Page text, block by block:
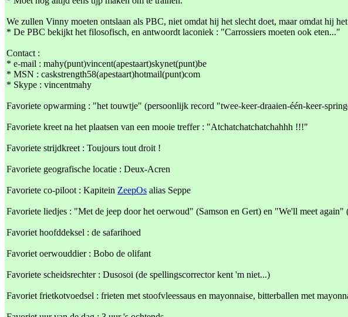
We zullen Vinny moeten ontslaan als PBC, niet omdat hij het slecht doet, maar omdat hij
* De PBC bekijkt het filosofisch, en antwoordt laconiek : "Carrossiers moeten ook eten..."
Contact :
* e-mail : mahy(punt)vincent(apestaart)skynet(punt)be
* MSN : caskstrength58(apestaart)hotmail(punt)com
* Skype : vincentmahy
Favoriete opwarming : "het touwtje" (persoonlijk record "twee-keer-draaien-één-keer-
Favoriete kreet na het plaatsen van een mooie treffer : "Atchatchatchatchahhh !!!"
Favoriete strijdkreet : Toujours tout droit !
Favoriete geografische locatie : Deux-Acren
Favoriete co-piloot : Kapitein ZeepOs alias Seppe
Favoriete liedjes : "Met de jeep door het oerwoud" (Samson en Gert) en "We'll meet
Favoriet hoofddeksel : de safarihoed
Favoriet oerwouddier : Bobo de olifant
Favoriete scheidsrechter : Dusosoi (de spellingscorrector kent 'm niet...)
Favoriet frietkotvoedsel : frieten met stoofvleessaus en mayonnaise, bitterballen met